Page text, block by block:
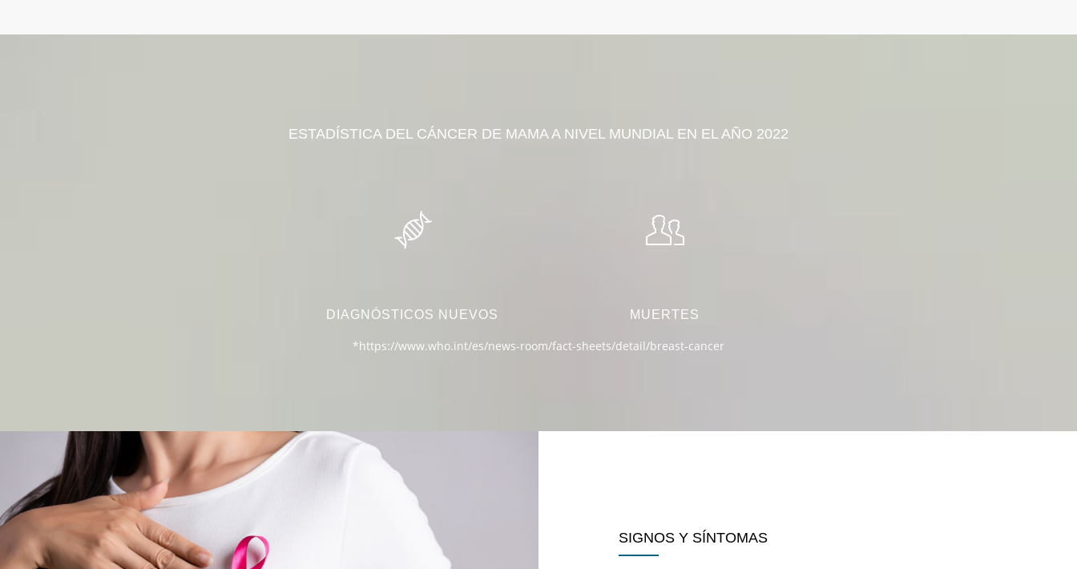
ESTADÍSTICA DEL CÁNCER DE MAMA A NIVEL MUNDIAL EN EL AÑO 2022
DIAGNÓSTICOS NUEVOS MUERTES
*https://www.who.int/es/news-room/fact-sheets/detail/breast-cancer
SIGNOS Y SÍNTOMAS